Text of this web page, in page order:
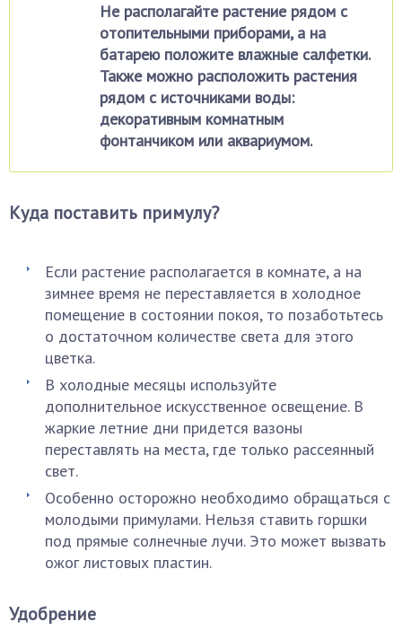
Не располагайте растение рядом с
отопительными приборами, а на
батарею положите влажные салфетки.
Также можно расположить растения
рядом с источниками воды:
декоративным комнатным
фонтанчиком или аквариумом.
Куда поставить примулу?
Если растение располагается в комнате, а на
зимнее время не переставляется в холодное
помещение в состоянии покоя, то позаботьтесь
о достаточном количестве света для этого
цветка.
В холодные месяцы используйте
дополнительное искусственное освещение. В
жаркие летние дни придется вазоны
переставлять на места, где только рассеянный
свет.
Особенно осторожно необходимо обращаться с
молодыми примулами. Нельзя ставить горшки
под прямые солнечные лучи. Это может вызвать
ожог листовых пластин.
Удобрение